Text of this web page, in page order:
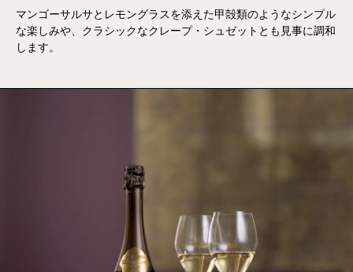
マンゴーサルサとレモングラスを添えた甲殻類のようなシンプル
な楽しみや、クラシックなクレープ・シュゼットとも見事に調和
します。